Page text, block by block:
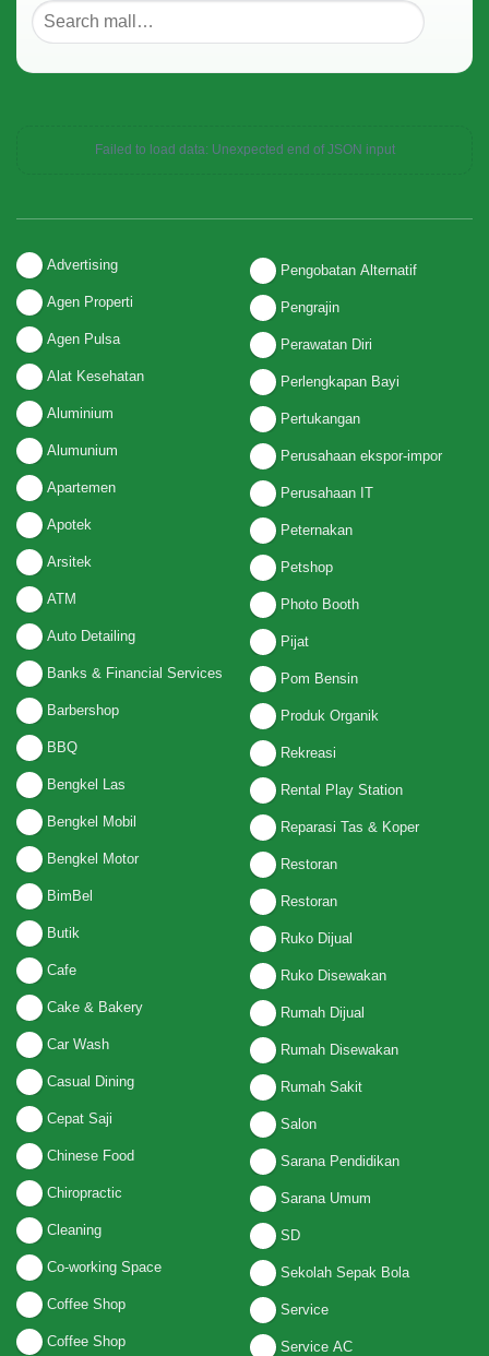
Failed to load data: Unexpected end of JSON input
Advertising
Agen Properti
Agen Pulsa
Alat Kesehatan
Aluminium
Alumunium
Apartemen
Apotek
Arsitek
ATM
Auto Detailing
Banks & Financial Services
Barbershop
BBQ
Bengkel Las
Bengkel Mobil
Bengkel Motor
BimBel
Butik
Cafe
Cake & Bakery
Car Wash
Casual Dining
Cepat Saji
Chinese Food
Chiropractic
Cleaning
Co-working Space
Coffee Shop
Coffee Shop
Pengobatan Alternatif
Pengrajin
Perawatan Diri
Perlengkapan Bayi
Pertukangan
Perusahaan ekspor-impor
Perusahaan IT
Peternakan
Petshop
Photo Booth
Pijat
Pom Bensin
Produk Organik
Rekreasi
Rental Play Station
Reparasi Tas & Koper
Restoran
Restoran
Ruko Dijual
Ruko Disewakan
Rumah Dijual
Rumah Disewakan
Rumah Sakit
Salon
Sarana Pendidikan
Sarana Umum
SD
Sekolah Sepak Bola
Service
Service AC